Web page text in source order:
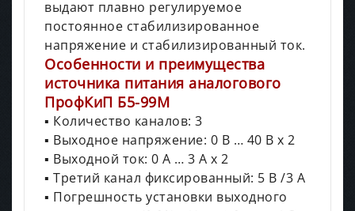
выдают плавно регулируемое
постоянное стабилизированное
напряжение и стабилизированный ток.
Особенности и преимущества
источника питания аналогового
ПрофКиП Б5-99М
▪ Количество каналов: 3
▪ Выходное напряжение: 0 В … 40 В х 2
▪ Выходной ток: 0 А … 3 А х 2
▪ Третий канал фиксированный: 5 В /3 А
▪ Погрешность установки выходного